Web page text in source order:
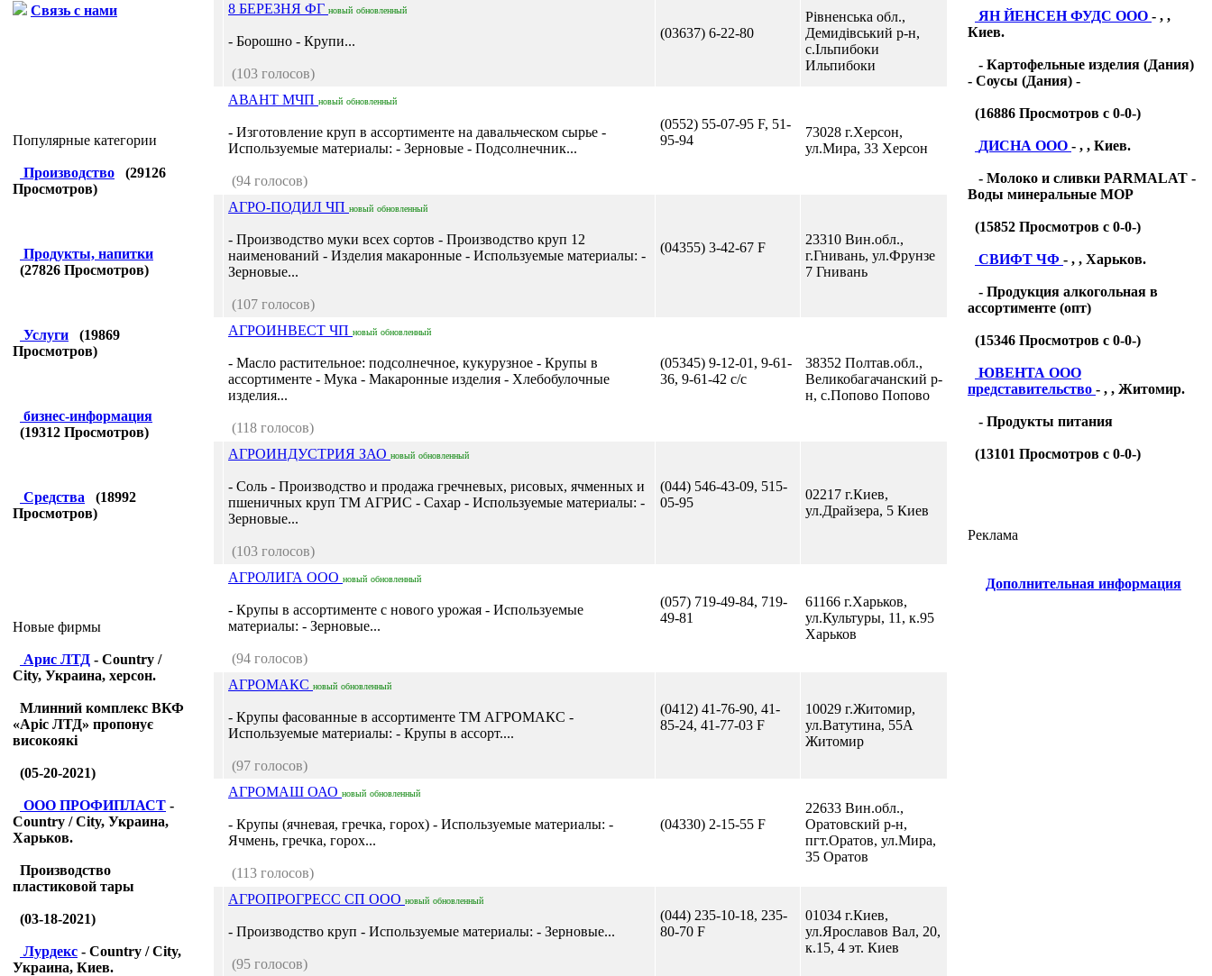
Связь с нами
Популярные категории
Производство (29126
Просмотров)
Продукты, напитки
(27826 Просмотров)
Услуги (19869
Просмотров)
бизнес-информация
(19312 Просмотров)
Средства (18992
Просмотров)
Новые фирмы
Арис ЛТД - Country /
City, Украина, херсон.
Млинний комплекс ВКФ
«Аріс ЛТД» пропонує
високоякі
(05-20-2021)
ООО ПРОФИПЛАСТ -
Country / City, Украина,
Харьков.
Производство
пластиковой тары
(03-18-2021)
Лурдекс - Country / City,
Украина, Киев.
8 БЕРЕЗНЯ ФГ новый обновленный
- Борошно - Крупи...
(103 голосов)
(03637) 6-22-80
Рівненська обл.,
Демидівський р-н,
с.Ільпибоки
Ильпибоки
АВАНТ МЧП новый обновленный
- Изготовление круп в ассортименте на давальческом сырье -
Используемые материалы: - Зерновые - Подсолнечник...
(94 голосов)
(0552) 55-07-95 F, 51-
95-94
73028 г.Херсон,
ул.Мира, 33 Херсон
АГРО-ПОДИЛ ЧП новый обновленный
- Производство муки всех сортов - Производство круп 12
наименований - Изделия макаронные - Используемые материалы: -
Зерновые...
(107 голосов)
(04355) 3-42-67 F
23310 Вин.обл.,
г.Гнивань, ул.Фрунзе
7 Гнивань
АГРОИНВЕСТ ЧП новый обновленный
- Масло растительное: подсолнечное, кукурузное - Крупы в
ассортименте - Мука - Макаронные изделия - Хлебобулочные
изделия...
(118 голосов)
(05345) 9-12-01, 9-61-
36, 9-61-42 с/с
38352 Полтав.обл.,
Великобагачанский р-
н, с.Попово Попово
АГРОИНДУСТРИЯ ЗАО новый обновленный
- Соль - Производство и продажа гречневых, рисовых, ячменных и
пшеничных круп ТМ АГРИС - Сахар - Используемые материалы: -
Зерновые...
(103 голосов)
(044) 546-43-09, 515-
05-95
02217 г.Киев,
ул.Драйзера, 5 Киев
АГРОЛИГА ООО новый обновленный
- Крупы в ассортименте с нового урожая - Используемые
материалы: - Зерновые...
(94 голосов)
(057) 719-49-84, 719-
49-81
61166 г.Харьков,
ул.Культуры, 11, к.95
Харьков
АГРОМАКС новый обновленный
- Крупы фасованные в ассортименте ТМ АГРОМАКС -
Используемые материалы: - Крупы в ассорт....
(97 голосов)
(0412) 41-76-90, 41-
85-24, 41-77-03 F
10029 г.Житомир,
ул.Ватутина, 55А
Житомир
АГРОМАШ ОАО новый обновленный
- Крупы (ячневая, гречка, горох) - Используемые материалы: -
Ячмень, гречка, горох...
(113 голосов)
(04330) 2-15-55 F
22633 Вин.обл.,
Оратовский р-н,
пгт.Оратов, ул.Мира,
35 Оратов
АГРОПРОГРЕСС СП ООО новый обновленный
- Производство круп - Используемые материалы: - Зерновые...
(95 голосов)
(044) 235-10-18, 235-
80-70 F
01034 г.Киев,
ул.Ярославов Вал, 20,
к.15, 4 эт. Киев
ЯН ЙЕНСЕН ФУДС ООО - , ,
Киев.
- Картофельные изделия (Дания)
- Соусы (Дания) -
(16886 Просмотров с 0-0-)
ДИСНА ООО - , , Киев.
- Молоко и сливки PARMALAT -
Воды минеральные МОР
(15852 Просмотров с 0-0-)
СВИФТ ЧФ - , , Харьков.
- Продукция алкогольная в
ассортименте (опт)
(15346 Просмотров с 0-0-)
ЮВЕНТА ООО
представительство - , , Житомир.
- Продукты питания
(13101 Просмотров с 0-0-)
Реклама
Дополнительная информация